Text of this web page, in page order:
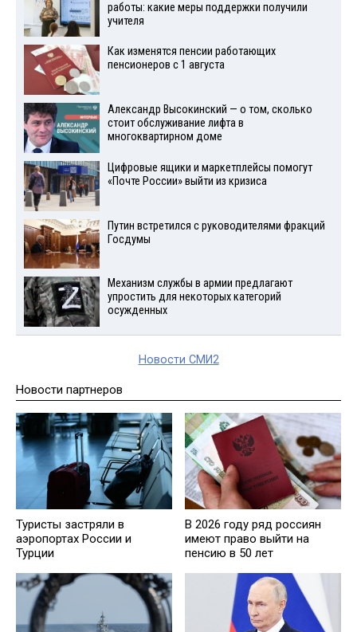
работы: какие меры поддержки получили
учителя
Как изменятся пенсии работающих
пенсионеров с 1 августа
Александр Высокинский — о том, сколько
стоит обслуживание лифта в
многоквартирном доме
Цифровые ящики и маркетплейсы помогут
«Почте России» выйти из кризиса
Путин встретился с руководителями фракций
Госдумы
Механизм службы в армии предлагают
упростить для некоторых категорий
осужденных
Новости СМИ2
Новости партнеров
Туристы застряли в
аэропортах России и
Турции
В 2026 году ряд россиян
имеют право выйти на
пенсию в 50 лет